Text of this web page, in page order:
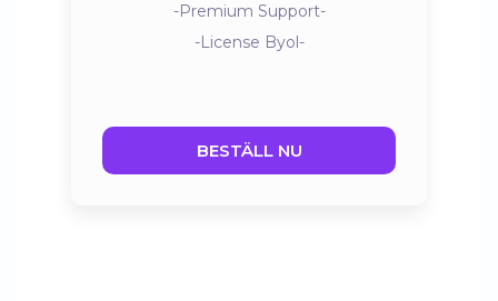
-Premium Support-
-License Byol-
BESTÄLL NU